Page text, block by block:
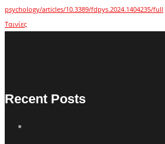
psychology/articles/10.3389/fdpys.2024.1404235/full
Ταινίες
Recent Posts